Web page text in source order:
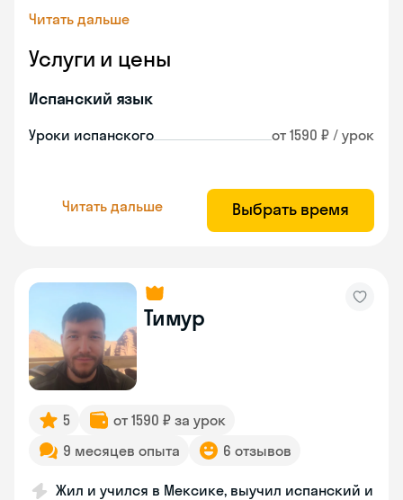
Читать дальше
Услуги и цены
Испанский язык
Уроки испанского от 1590 ₽ / урок
Читать дальше Выбрать время
Тимур
5
от 1590 ₽ за урок
9 месяцев опыта
6 отзывов
Жил и учился в Мексике, выучил испанский и